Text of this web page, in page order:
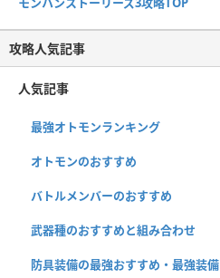
攻略人気記事
人気記事
最強オトモンランキング
オトモンのおすすめ
バトルメンバーのおすすめ
武器種のおすすめと組み合わせ
防具装備の最強おすすめ・最強装備